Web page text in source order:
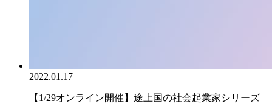
2022.01.17
【1/29オンライン開催】途上国の社会起業家シリーズ